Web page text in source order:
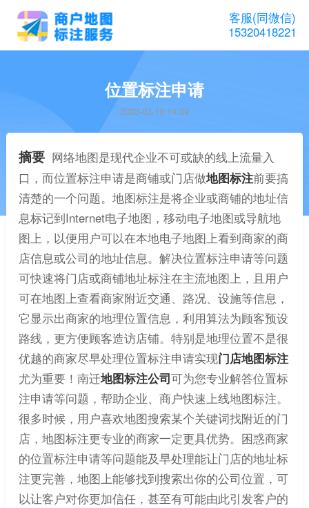
客服(同微信)
15320418221
位置标注申请
2023-03-16 14:09
摘要 网络地图是现代企业不可或缺的线上流量入
口，而位置标注申请是商铺或门店做地图标注前要搞
清楚的一个问题。地图标注是将企业或商铺的地址信
息标记到Internet电子地图，移动电子地图或导航地
图上，以便用户可以在本地电子地图上看到商家的商
店信息或公司的地址信息。解决位置标注申请等问题
可快速将门店或商铺地址标注在主流地图上，且用户
可在地图上查看商家附近交通、路况、设施等信息，
它显示出商家的地理位置信息，利用算法为顾客预设
路线，更方便顾客造访店铺。特别是地理位置不是很
优越的商家尽早处理位置标注申请实现门店地图标注
尤为重要！南迁地图标注公司可为您专业解答位置标
注申请等问题，帮助企业、商户快速上线地图标注。
很多时候，用户喜欢地图搜索某个关键词找附近的门
店，地图标注更专业的商家一定更具优势。困惑商家
的位置标注申请等问题能及早处理能让门店的地址标
注更完善，地图上能够找到搜索出你的公司位置，可
以让客户对你更加信任，甚至有可能由此引发客户的